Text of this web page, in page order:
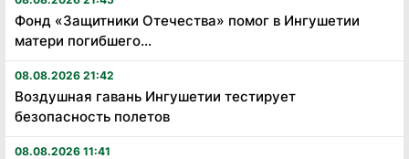
Фонд «Защитники Отечества» помог в Ингушетии
матери погибшего...
08.08.2026 21:42
Воздушная гавань Ингушетии тестирует
безопасность полетов
08.08.2026 11:41